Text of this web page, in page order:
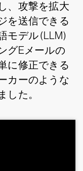
、攻撃を拡大
を送信できる
モデル (LLM)
グEメールの
に修正できる
カーのような
した。